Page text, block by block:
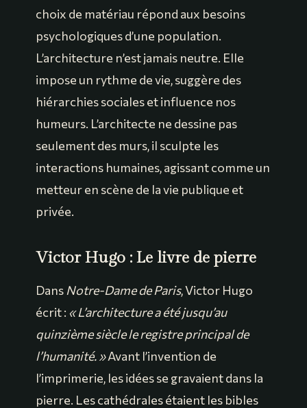
choix de matériau répond aux besoins
psychologiques d’une population.
L’architecture n’est jamais neutre. Elle
impose un rythme de vie, suggère des
hiérarchies sociales et influence nos
humeurs. L’architecte ne dessine pas
seulement des murs, il sculpte les
interactions humaines, agissant comme un
metteur en scène de la vie publique et
privée.
Victor Hugo : Le livre de pierre
Dans Notre-Dame de Paris, Victor Hugo
écrit : « L’architecture a été jusqu’au
quinzième siècle le registre principal de
l’humanité. »Avant l’invention de
l’imprimerie, les idées se gravaient dans la
pierre. Les cathédrales étaient les bibles